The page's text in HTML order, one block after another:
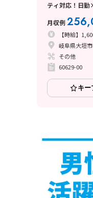
ティ対応！日
月収例
【時給】
岐阜県大垣市
その他
60629-00
キー